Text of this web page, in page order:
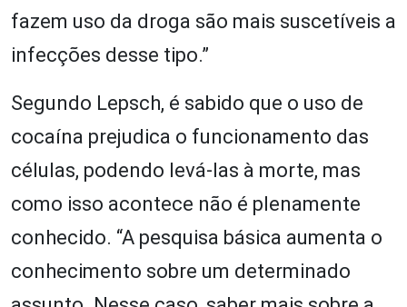
fazem uso da droga são mais suscetíveis a
infecções desse tipo.”
Segundo Lepsch, é sabido que o uso de
cocaína prejudica o funcionamento das
células, podendo levá-las à morte, mas
como isso acontece não é plenamente
conhecido. “A pesquisa básica aumenta o
conhecimento sobre um determinado